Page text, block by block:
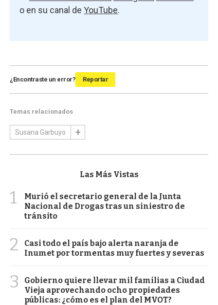
o en su canal de YouTube.
¿Encontraste un error? Reportar
Temas relacionados
Susana Garbuyo
Las Más Vistas
1
Murió el secretario general de la Junta
Nacional de Drogas tras un siniestro de
tránsito
2
Casi todo el país bajo alerta naranja de
Inumet por tormentas muy fuertes y severas
3
Gobierno quiere llevar mil familias a Ciudad
Vieja aprovechando ocho propiedades
públicas: ¿cómo es el plan del MVOT?